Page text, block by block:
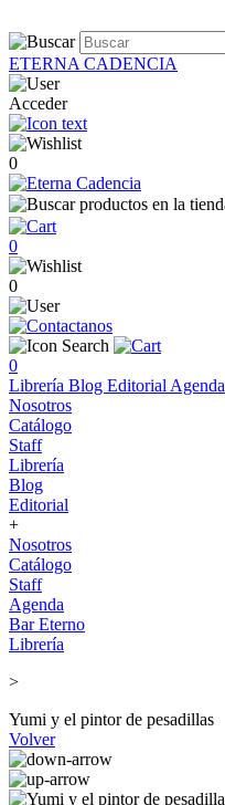
ETERNA CADENCIA
Acceder
0
0
0
0
Librería Blog Editorial Agenda
Nosotros
Catálogo
Staff
Librería
Blog
Editorial
+
Nosotros
Catálogo
Staff
Agenda
Bar Eterno
Librería
>
Yumi y el pintor de pesadillas
Volver